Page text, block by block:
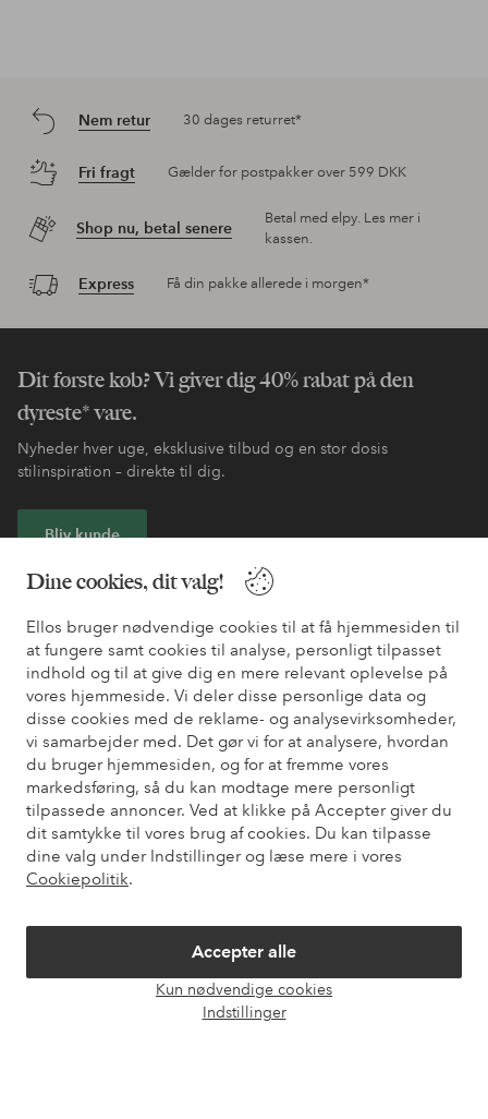
Dine cookies, dit valg!
Ellos bruger nødvendige cookies til at få hjemmesiden til
at fungere samt cookies til analyse, personligt tilpasset
indhold og til at give dig en mere relevant oplevelse på
vores hjemmeside. Vi deler disse personlige data og
disse cookies med de reklame- og analysevirksomheder,
vi samarbejder med. Det gør vi for at analysere, hvordan
du bruger hjemmesiden, og for at fremme vores
markedsføring, så du kan modtage mere personligt
tilpassede annoncer. Ved at klikke på Accepter giver du
dit samtykke til vores brug af cookies. Du kan tilpasse
dine valg under Indstillinger og læse mere i vores
Cookiepolitik.
Accepter alle
Kun nødvendige cookies
Indstillinger
Nem retur 30 dages returret*
Fri fragt Gælder for postpakker over 599 DKK
Shop nu, betal senere
Betal med elpy. Les mer i
kassen.
Express Få din pakke allerede i morgen*
Dit første køb? Vi giver dig 40% rabat på den
dyreste* vare.
Nyheder hver uge, eksklusive tilbud og en stor dosis
stilinspiration – direkte til dig.
Bliv kunde
* Se tilbudsbetingelser ved registrering
Har du brug for hjælp?
Du kan finde svar på de oftest stillede spørgsmål i vores FAQ.
Du kan også finde oplysninger om, hvordan du kontakter os.
Kundeservice Bestilling Betalingsmåde
Mine sider
Om Ellos